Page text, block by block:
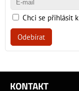
Chci se přihlásit
Odebírat
KONTAKT